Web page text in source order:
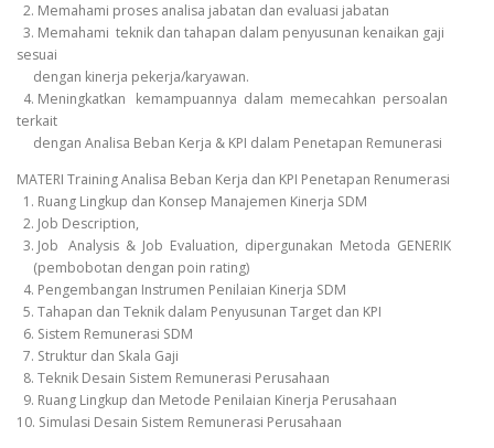
2. Memahami proses analisa jabatan dan evaluasi jabatan
3. Memahami teknik dan tahapan dalam penyusunan kenaikan gaji
sesuai
dengan kinerja pekerja/karyawan.
4. Meningkatkan kemampuannya dalam memecahkan persoalan
terkait
dengan Analisa Beban Kerja & KPI dalam Penetapan Remunerasi
MATERI Training Analisa Beban Kerja dan KPI Penetapan Renumerasi
1. Ruang Lingkup dan Konsep Manajemen Kinerja SDM
2. Job Description,
3. Job Analysis & Job Evaluation, dipergunakan Metoda GENERIK
(pembobotan dengan poin rating)
4. Pengembangan Instrumen Penilaian Kinerja SDM
5. Tahapan dan Teknik dalam Penyusunan Target dan KPI
6. Sistem Remunerasi SDM
7. Struktur dan Skala Gaji
8. Teknik Desain Sistem Remunerasi Perusahaan
9. Ruang Lingkup dan Metode Penilaian Kinerja Perusahaan
10. Simulasi Desain Sistem Remunerasi Perusahaan